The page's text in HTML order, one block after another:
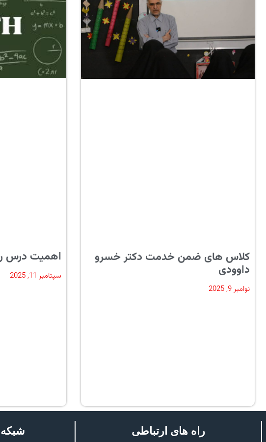
کلاس های ضمن خدمت دکتر خسرو
داوودی
نوامبر 9, 2025
اهمیت درس
سپتامبر 11, 2025
راه های ارتباطی